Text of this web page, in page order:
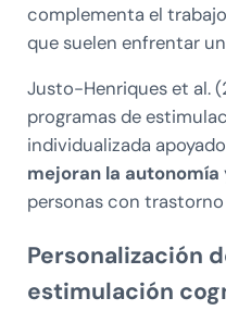
complementa el
que suelen enfrentar
Justo-Henriques et al.
programas de
individualizada
mejoran la
personas con
Personalización
estimulación